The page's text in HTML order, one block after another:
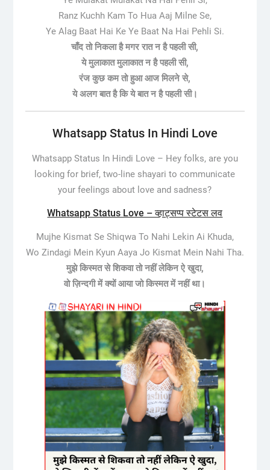
Ranz Kuchh Kam To Hua Aaj Milne Se,
Ye Alag Baat Hai Ke Ye Baat Na Hai Pehli Si.
चाँद तो निकला है मगर रात न है पहली सी,
ये मुलाकात मुलाकात न है पहली सी,
रंज कुछ कम तो हुआ आज मिलने से,
ये अलग बात है कि ये बात न है पहली सी।
Whatsapp Status In Hindi Love
Whatsapp Status In Hindi Love – Hey folks, are you
looking for brief, two-line shayari to communicate
your feelings about love and sadness?
Whatsapp Status Love – व्हाट्सप्प स्टेटस लव
Mujhe Kismat Se Shiqwa To Nahi Lekin Ai Khuda,
Wo Zindagi Mein Kyun Aaya Jo Kismat Mein Nahi Tha.
मुझे किस्मत से शिकवा तो नहीं लेकिन ऐ खुदा,
वो ज़िन्दगी में क्यों आया जो किस्मत में नहीं था।